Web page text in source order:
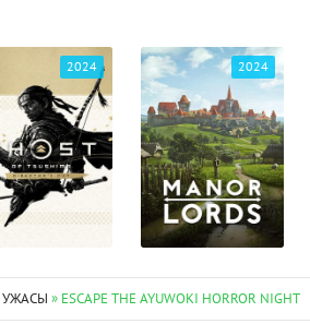
2024 2024
УЖАСЫ » ESCAPE THE AYUWOKI HORROR NIGHT